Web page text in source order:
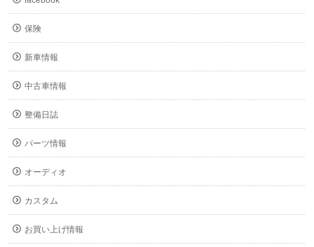
保険
新車情報
中古車情報
整備日誌
パーツ情報
オーディオ
カスタム
お買い上げ情報